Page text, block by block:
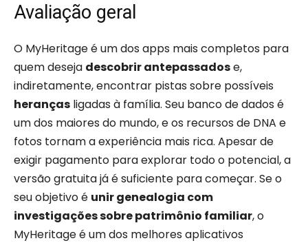
Avaliação geral
O MyHeritage é um dos apps mais completos para
quem deseja descobrir antepassadose,
indiretamente, encontrar pistas sobre possíveis
heranças ligadas à família. Seu banco de dados é
um dos maiores do mundo, e os recursos de DNA e
fotos tornam a experiência mais rica. Apesar de
exigir pagamento para explorar todo o potencial, a
versão gratuita já é suficiente para começar. Se o
seu objetivo é unir genealogia com
investigações sobre patrimônio familiar, o
MyHeritage é um dos melhores aplicativos